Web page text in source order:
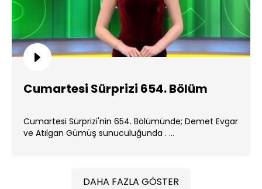
Cumartesi Sürprizi 654. Bölüm
Cumartesi Sürprizi'nin 654. Bölümünde; Demet Evgar
ve Atılgan Gümüş sunuculuğunda . ...
DAHA FAZLA GÖSTER